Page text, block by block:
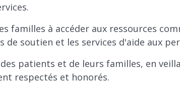
familles à accéder aux ressources
de soutien et les services d'aide aux
patients et de leurs familles, en
respectés et honorés.